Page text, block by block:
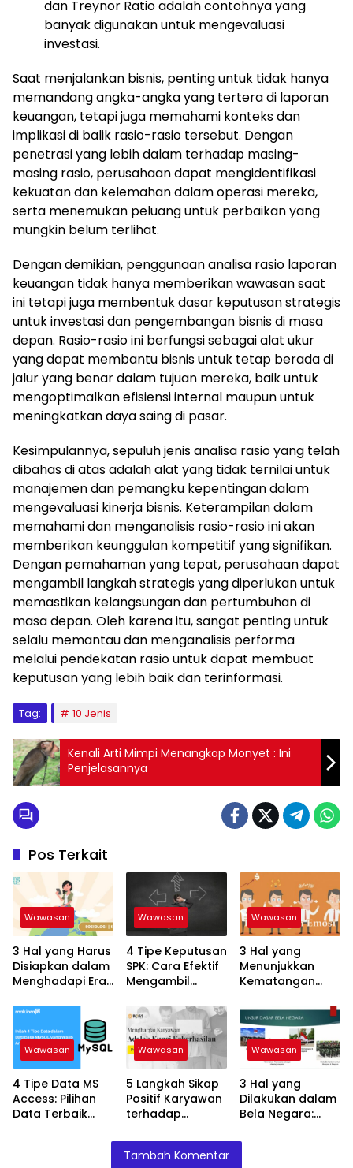
dan Treynor Ratio adalah contohnya yang
banyak digunakan untuk mengevaluasi
investasi.
Saat menjalankan bisnis, penting untuk tidak hanya
memandang angka-angka yang tertera di laporan
keuangan, tetapi juga memahami konteks dan
implikasi di balik rasio-rasio tersebut. Dengan
penetrasi yang lebih dalam terhadap masing-
masing rasio, perusahaan dapat mengidentifikasi
kekuatan dan kelemahan dalam operasi mereka,
serta menemukan peluang untuk perbaikan yang
mungkin belum terlihat.
Dengan demikian, penggunaan analisa rasio laporan
keuangan tidak hanya memberikan wawasan saat
ini tetapi juga membentuk dasar keputusan strategis
untuk investasi dan pengembangan bisnis di masa
depan. Rasio-rasio ini berfungsi sebagai alat ukur
yang dapat membantu bisnis untuk tetap berada di
jalur yang benar dalam tujuan mereka, baik untuk
mengoptimalkan efisiensi internal maupun untuk
meningkatkan daya saing di pasar.
Kesimpulannya, sepuluh jenis analisa rasio yang telah
dibahas di atas adalah alat yang tidak ternilai untuk
manajemen dan pemangku kepentingan dalam
mengevaluasi kinerja bisnis. Keterampilan dalam
memahami dan menganalisis rasio-rasio ini akan
memberikan keunggulan kompetitif yang signifikan.
Dengan pemahaman yang tepat, perusahaan dapat
mengambil langkah strategis yang diperlukan untuk
memastikan kelangsungan dan pertumbuhan di
masa depan. Oleh karena itu, sangat penting untuk
selalu memantau dan menganalisis performa
melalui pendekatan rasio untuk dapat membuat
keputusan yang lebih baik dan terinformasi.
Tag: 10 Jenis
Kenali Arti Mimpi Menangkap Monyet : Ini
Penjelasannya
Pos Terkait
Wawasan
3 Hal yang Harus
Disiapkan dalam
Menghadapi Era
Keterampilan
untuk Sukses
Wawasan
4 Tipe Keputusan
SPK: Cara Efektif
Mengambil
Tepat!
Wawasan
3 Hal yang
Menunjukkan
Kematangan
Tanda Dewasa
dalam
Menghadapi
Hidup
Wawasan
4 Tipe Data MS
Access: Pilihan
Data Terbaik
Wawasan
5 Langkah Sikap
Positif Karyawan
terhadap
Keberhasilan
Bisnis Anda!
Wawasan
3 Hal yang
Dilakukan dalam
Bela Negara:
Warga Negara
Tambah Komentar